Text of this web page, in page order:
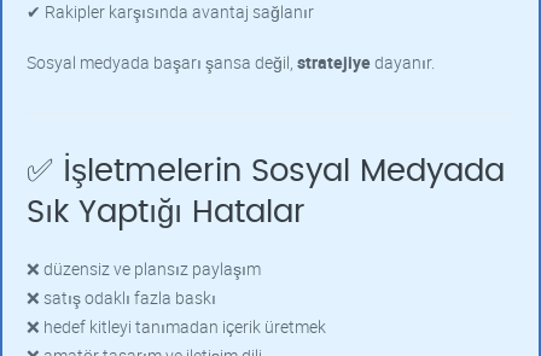
✔ Rakipler karşısında avantaj sağlanır
Sosyal medyada başarı şansa değil, stratejiyedayanır.
✅ İşletmelerin Sosyal Medyada
Sık Yaptığı Hatalar
❌ düzensiz ve plansız paylaşım
❌ satış odaklı fazla baskı
❌ hedef kitleyi tanımadan içerik üretmek